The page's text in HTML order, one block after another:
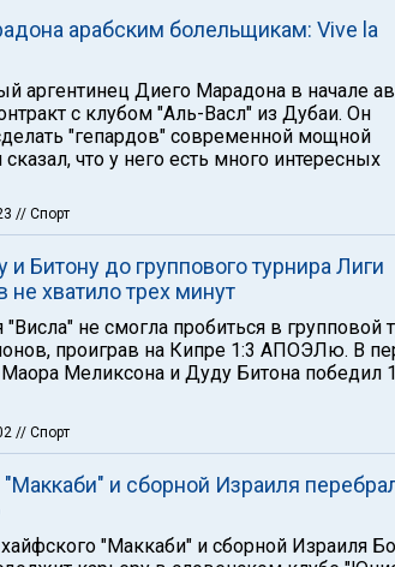
арабским болельщикам: Vive la
аргентинец Диего Марадона в начале
с клубом "Аль-Васл" из Дубаи. Он
"гепардов" современной мощной
что у него есть много интересных
// Спорт
и Битону до группового турнира Лиги
не хватило трех минут
"Висла" не смогла пробиться в групповой
проиграв на Кипре 1:3 АПОЭЛю. В
Меликсона и Дуду Битона победил
// Спорт
и сборной Израиля
"Маккаби" и сборной Израиля